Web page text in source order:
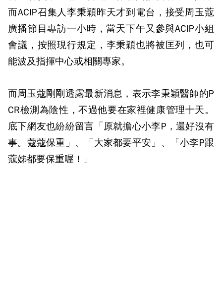
而ACIP召集人李秉穎昨天才到電台，接受周玉蔻
廣播節目專訪一小時，當天下午又參與ACIP小組
會議，按照現行規定，李秉穎也將被匡列，也可
能波及指揮中心或相關專家。
而周玉蔻剛剛透露最新消息，表示李秉穎醫師的P
CR檢測為陰性，不過他要在家裡健康管理十天。
底下網友也紛紛留言「原就擔心小李P，還好沒有
事。蔻蔻保重」、「大家都要平安」、「小李P跟
蔻姊都要保重喔！」